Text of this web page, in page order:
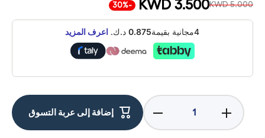
KWD 5.000
KWD 3.500
-30%
4مجانية بقيمة 0.875 د.ك. اعرف المزيد
Decrease
quantity
for
Increase
quantity
for
إضافة إلى عربة التسوق